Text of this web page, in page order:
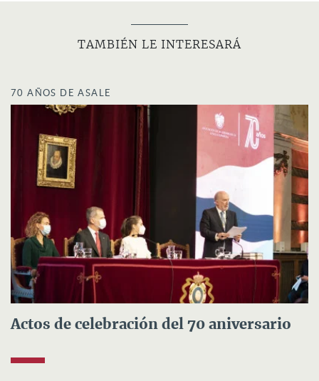
TAMBIÉN LE INTERESARÁ
70 AÑOS DE ASALE
Actos de celebración del 70 aniversario